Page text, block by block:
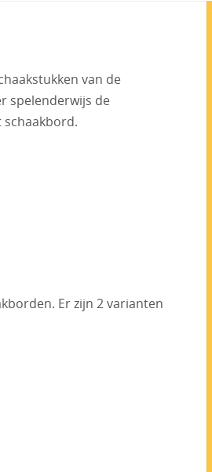
van de
spelenderwijs de
Er zijn 2 varianten